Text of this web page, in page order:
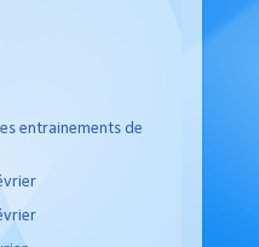
entrainements de